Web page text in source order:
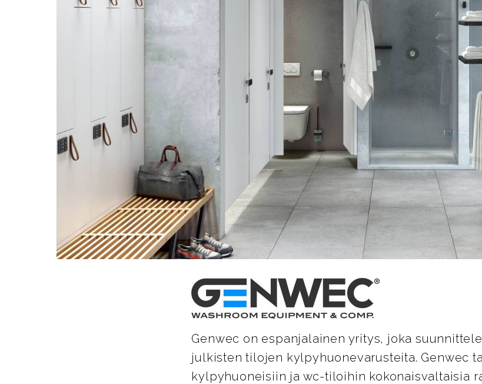
Genwec on espanjalainen yritys, joka
julkisten tilojen kylpyhuonevarusteita. Genwec
kylpyhuoneisiin ja wc-tiloihin kokonaisvaltaisia